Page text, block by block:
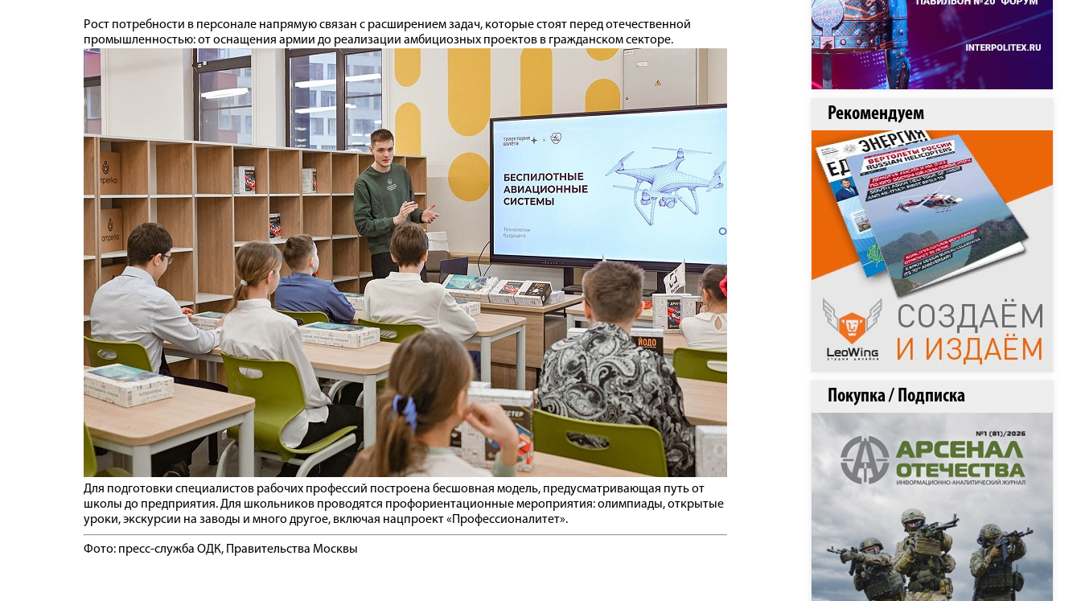
Рост потребности в персонале напрямую связан с расширением задач, которые стоят перед отечественной
промышленностью: от оснащения армии до реализации амбициозных проектов в гражданском секторе.
Для подготовки специалистов рабочих профессий построена бесшовная модель, предусматривающая путь от
школы до предприятия. Для школьников проводятся профориентационные мероприятия: олимпиады, открытые
уроки, экскурсии на заводы и много другое, включая нацпроект «Профессионалитет».
Фото: пресс-служба ОДК, Правительства Москвы
Рекомендуем
Покупка / Подписка